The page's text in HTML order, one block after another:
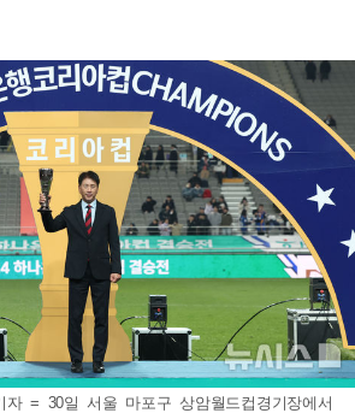
자 = 30일 서울 마포구 상암월드컵경기장에서